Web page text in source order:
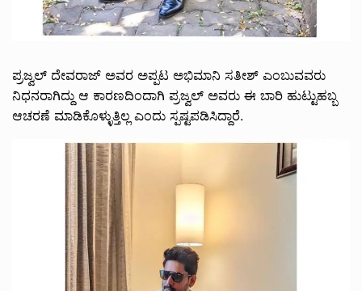
ಪ್ರಜ್ವಲ್ ದೇವರಾಜ್ ಅವರ ಅಪ್ಪಟ ಅಭಿಮಾನಿ ಸತೀಶ್ ಎಂಬುವವರು
ನಿಧನರಾಗಿದ್ದು ಆ ಕಾರಣದಿಂದಾಗಿ ಪ್ರಜ್ವಲ್ ಅವರು ಈ ಬಾರಿ ಹುಟ್ಟುಹಬ್ಬ
ಆಚರಣೆ ಮಾಡಿಕೊಳ್ಳುತ್ತಿಲ್ಲ ಎಂದು ಸ್ಪಷ್ಟಪಡಿಸಿದ್ದಾರೆ.